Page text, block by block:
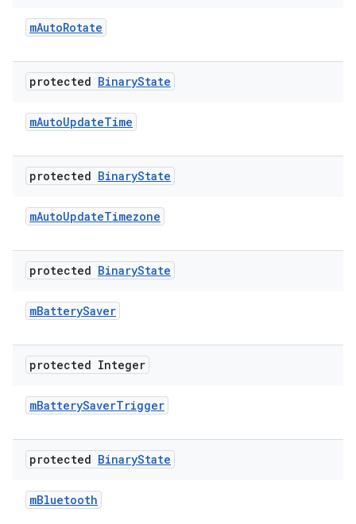
mAutoRotate
protected BinaryState
mAutoUpdateTime
protected BinaryState
mAutoUpdateTimezone
protected BinaryState
mBatterySaver
protected Integer
mBatterySaverTrigger
protected BinaryState
mBluetooth